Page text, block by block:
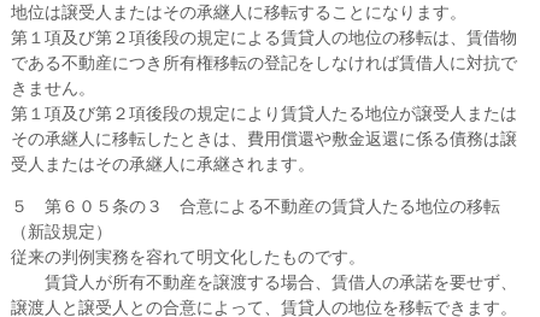
地位は譲受人またはその承継人に移転することになります。
第１項及び第２項後段の規定による賃貸人の地位の移転は、賃借物
である不動産につき所有権移転の登記をしなければ賃借人に対抗で
きません。
第１項及び第２項後段の規定により賃貸人たる地位が譲受人または
その承継人に移転したときは、費用償還や敷金返還に係る債務は譲
受人またはその承継人に承継されます。
５ 第６０５条の３ 合意による不動産の賃貸人たる地位の移転
（新設規定）
従来の判例実務を容れて明文化したものです。
賃貸人が所有不動産を譲渡する場合、賃借人の承諾を要せず、
譲渡人と譲受人との合意によって、賃貸人の地位を移転できます。